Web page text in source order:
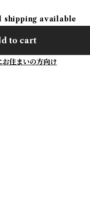
available
to cart
お住まいの方向け